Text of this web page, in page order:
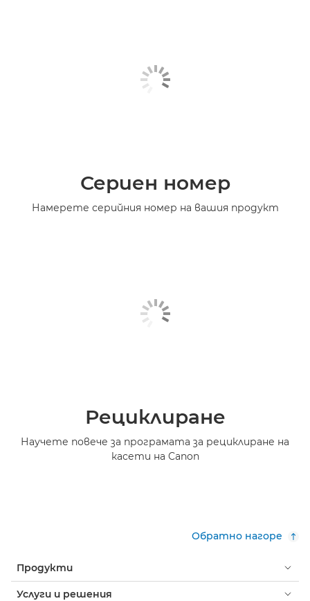
Сериен номер
Намерете серийния номер на вашия продукт
Рециклиране
Научете повече за програмата за рециклиране на
касети на Canon
Обратно нагоре
Продукти
Услуги и решения